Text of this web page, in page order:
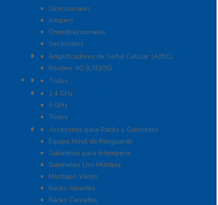
Direccionales
Jumpers
Omnidireccionales
Sectoriales
Cobertura para Celular 4G LTE, 3G y Voz
Amplificadores de Señal Celular (AdSC)
Routers 4G (LTE)/3G
Enlaces de Backhaul
Todos
Enlaces PtP y PtMP
2.4 GHz
5 GHz
Todos
Racks y Gabinetes
Accesorios para Racks y Gabinetes
Equipo Móvil de Resguardo
Gabinetes para Intemperie
Gabinetes Uso Múltiple
Montajes Varios
Racks Abiertos
Racks Cerrados